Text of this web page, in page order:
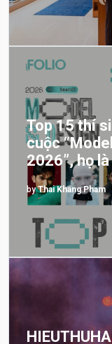
Top 15 thí
cuộc
2026”, họ
byThai Khang Pham